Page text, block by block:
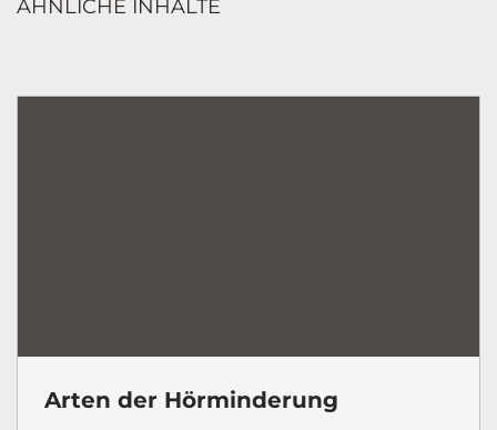
ÄHNLICHE INHALTE
Arten der Hörminderung